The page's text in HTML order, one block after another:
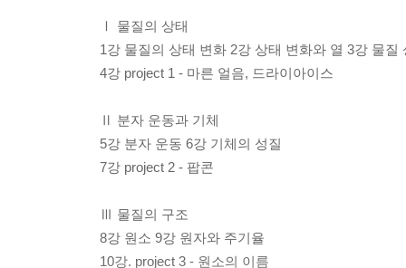
Ⅰ 물질의 상태
1강 물질의 상태 변화 2강 상태 변화와 열 3강 물질
4강 project 1 - 마른 얼음, 드라이아이스
Ⅱ 분자 운동과 기체
5강 분자 운동 6강 기체의 성질
7강 project 2 - 팝콘
Ⅲ 물질의 구조
8강 원소 9강 원자와 주기율
10강. project 3 - 원소의 이름